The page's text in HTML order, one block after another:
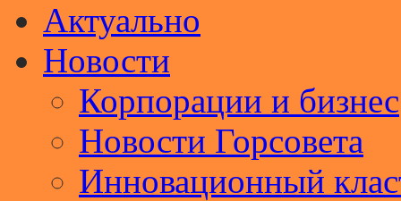
Актуально
Новости
Корпорации и бизнес
Новости Горсовета
Инновационный